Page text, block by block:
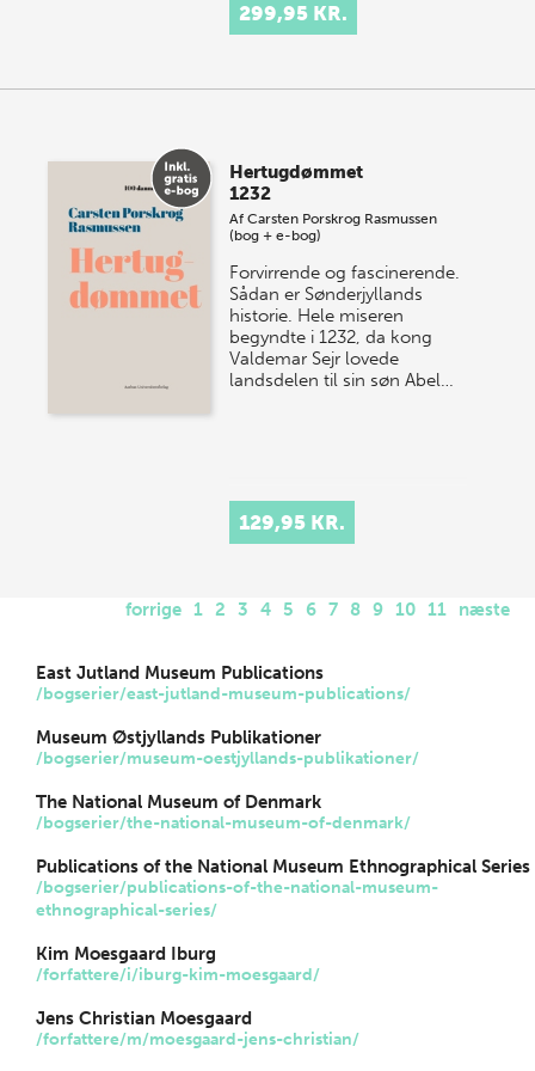
299,95 KR.
Hertugdømmet
1232
AfCarsten Porskrog Rasmussen
(bog + e-bog)
Forvirrende og fascinerende.
Sådan er Sønderjyllands
historie. Hele miseren
begyndte i 1232, da kong
Valdemar Sejr lovede
landsdelen til sin søn Abel…
129,95 KR.
forrige 1 2 3 4 5 6 7 8 9 10 11 næste
East Jutland Museum Publications
/bogserier/east-jutland-museum-publications/
Museum Østjyllands Publikationer
/bogserier/museum-oestjyllands-publikationer/
The National Museum of Denmark
/bogserier/the-national-museum-of-denmark/
Publications of the National Museum Ethnographical Series
/bogserier/publications-of-the-national-museum-
ethnographical-series/
Kim Moesgaard Iburg
/forfattere/i/iburg-kim-moesgaard/
Jens Christian Moesgaard
/forfattere/m/moesgaard-jens-christian/